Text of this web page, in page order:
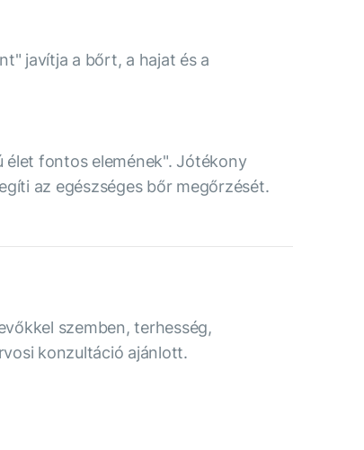
javítja a bőrt, a hajat és a
élet fontos elemének". Jótékony
az egészséges bőr megőrzését.
szemben, terhesség,
konzultáció ajánlott.